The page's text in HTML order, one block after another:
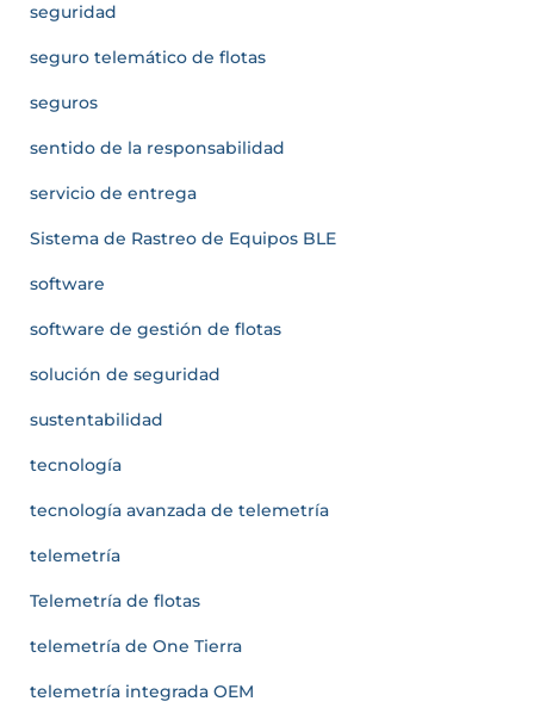
seguridad
seguro telemático de flotas
seguros
sentido de la responsabilidad
servicio de entrega
Sistema de Rastreo de Equipos BLE
software
software de gestión de flotas
solución de seguridad
sustentabilidad
tecnología
tecnología avanzada de telemetría
telemetría
Telemetría de flotas
telemetría de One Tierra
telemetría integrada OEM